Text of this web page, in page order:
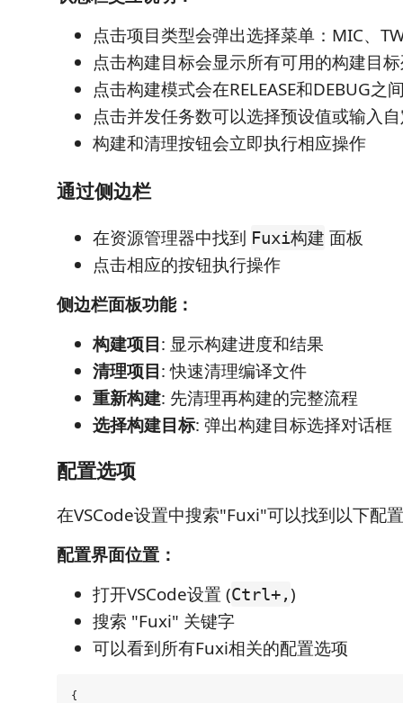
点击项目类型会弹出选择菜单：MIC、
点击构建目标会显示所有可用的构建目
点击构建模式会在RELEASE和DEBUG之
点击并发任务数可以选择预设值或输入
构建和清理按钮会立即执行相应操作
通过侧边栏
在资源管理器中找到 Fuxi构建 面板
点击相应的按钮执行操作
侧边栏面板功能：
构建项目: 显示构建进度和结果
清理项目: 快速清理编译文件
重新构建: 先清理再构建的完整流程
选择构建目标: 弹出构建目标选择对话框
配置选项
在VSCode设置中搜索"Fuxi"可以找到以下配
配置界面位置：
打开VSCode设置 (Ctrl+,)
搜索 "Fuxi" 关键字
可以看到所有Fuxi相关的配置选项
{